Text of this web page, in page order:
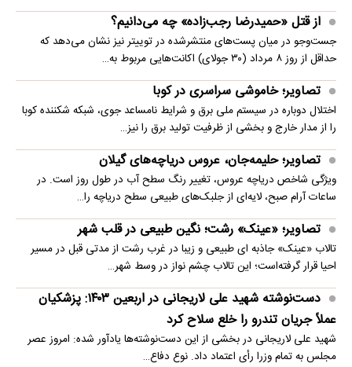
از قتل «حمیدرضا رجب‌زاده» چه می‌دانیم؟
جست‌وجو در میان پست‌های منتشرشده در توییتر نیز نشان می‌دهد که
حداقل از روز ۸ مرداد (۳۰ جولای) اکانت‌هایی مربوط به…
تصاویر؛ خاموشی سراسری در کوبا
اختلال دوباره در سیستم ملی برق و شرایط نامساعد جوی، شبکه شکننده کوبا
را از مدار خارج و بخشی از ظرفیت تولید برق را نیز…
تصاویر؛ حلیمه‌جان، عروس دریاچه‌های گیلان
ویژگی شاخص دریاچه عروس، تغییر رنگ سطح آب در طول روز است. در
ساعات آرام صبح، لایه‌ای از جلبک‌های طبیعی سطح دریاچه را…
تصاویر؛ «عینک» رشت؛ نگین طبیعی در قلب شهر
تالاب «عینک» جاذبه ای طبیعی و زیبا در غرب رشت از مدتی قبل در مسیر
احیا قرار گرفته‌است؛ این تالاب چشم نواز در وسط شهر…
دست‌نوشته شهید علی لاریجانی در اربعین ۱۴۰۳: پزشکیان
عملاً جریان تندرو را خلع سلاح کرد
شهید علی لاریجانی در بخشی از این دست‌نوشته‌ها یادآور شده: امروز عصر
مجلس به تمام وزرا رأی اعتماد داد. نوع دفاع…